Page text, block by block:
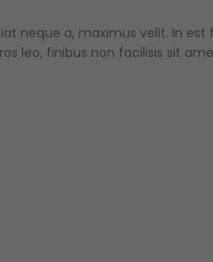
neque a, maximus velit. In
leo, finibus non facilisis sit